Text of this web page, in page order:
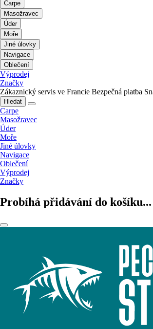
Carpe
Masožravec
Úder
Moře
Jiné úlovky
Navigace
Oblečení
Výprodej
Značky
Zákaznický servis ve Francie Bezpečná platba
Hledat
Carpe
Masožravec
Úder
Moře
Jiné úlovky
Navigace
Oblečení
Výprodej
Značky
Probíhá přidávání do košíku...